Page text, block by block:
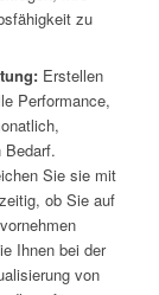
zu
Erstellen
Performance,
Bedarf.
Sie sie mit
ob Sie auf
Ihnen bei der
von